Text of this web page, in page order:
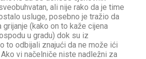
ali nije rako da je time
usluge, posebno je tražio da
(kako on to kaže cijena
u gradu) dok su iz
to odbijali znajući da ne može ići
vi načelniče niste nadležni za